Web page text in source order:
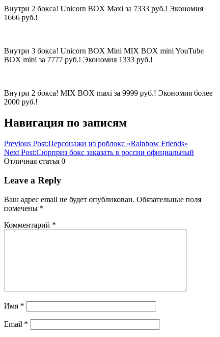
Внутри 2 бокса! Unicorn BOX Maxi за 7333 руб.! Экономия
1666 руб.!
Внутри 3 бокса! Unicorn BOX Mini MIX BOX mini YouTube
BOX mini за 7777 руб.! Экономия 1333 руб.!
Внутри 2 бокса! MIX BOX maxi за 9999 руб.! Экономия более
2000 руб.!
Навигация по записям
Previous Post:Персонажи из роблокс «Rainbow Friends»
Next Post:Сюрприз бокс заказать в россии официальный
Отличная статья 0
Leave a Reply
Ваш адрес email не будет опубликован. Обязательные поля
помечены *
Комментарий *
Имя *
Email *